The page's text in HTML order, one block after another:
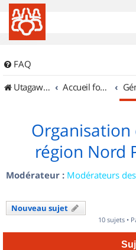
FAQ
UtagawaVTT (Randos VTT et VTTAE avec traces GPS)
Accueil forum
Organisation
région Nord
Modérateur : Modérateurs
Nouveau sujet
10 sujets •